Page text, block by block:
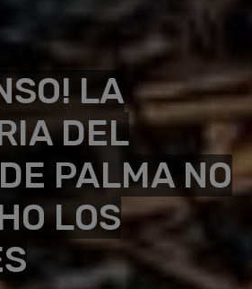
LA
DEL
PALMA NO
LOS